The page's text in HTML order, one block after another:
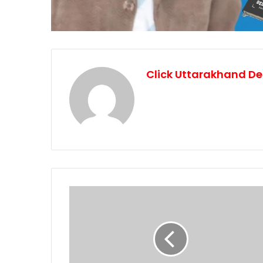
Click Uttarakhand